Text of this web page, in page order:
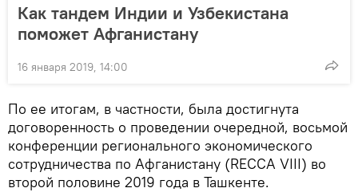
Как тандем Индии и Узбекистана
поможет Афганистану
16 января 2019, 14:00
По ее итогам, в частности, была достигнута
договоренность о проведении очередной, восьмой
конференции регионального экономического
сотрудничества по Афганистану (RECCA VIII) во
второй половине 2019 года в Ташкенте.